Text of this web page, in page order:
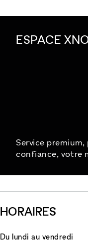
ESPACE
Service
confiance, votre
HORAIRES
Du lundi au vendredi